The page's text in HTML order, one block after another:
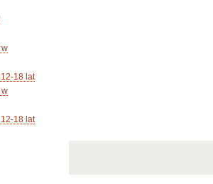
w
12-18 lat
w
12-18 lat